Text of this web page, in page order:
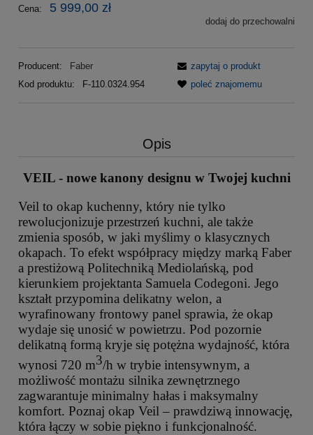
Cena: 5 999,00 zł
dodaj do przechowalni
Producent:
Faber
Kod produktu:
F-110.0324.954
zapytaj o produkt
poleć znajomemu
Opis
VEIL - nowe kanony designu w Twojej kuchni
Veil to okap kuchenny, który nie tylko
rewolucjonizuje przestrzeń kuchni, ale także
zmienia sposób, w jaki myślimy o klasycznych
okapach. To efekt współpracy między marką Faber
a prestiżową Politechniką Mediolańską, pod
kierunkiem projektanta Samuela Codegoni. Jego
kształt przypomina delikatny welon, a
wyrafinowany frontowy panel sprawia, że okap
wydaje się unosić w powietrzu. Pod pozornie
delikatną formą kryje się potężna wydajność, która
wynosi 720 m3/h w trybie intensywnym, a
możliwość montażu silnika zewnętrznego
zagwarantuje minimalny hałas i maksymalny
komfort. Poznaj okap Veil – prawdziwą innowację,
która łączy w sobie piękno i funkcjonalność.